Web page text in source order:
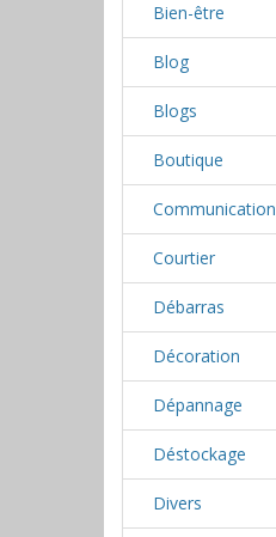
Bien-être
Blog
Blogs
Boutique
Communication
Courtier
Débarras
Décoration
Dépannage
Déstockage
Divers